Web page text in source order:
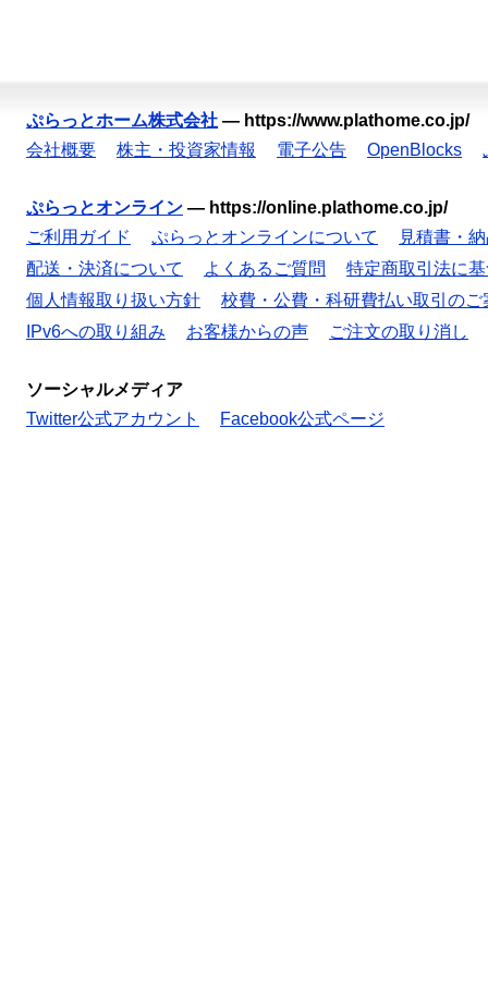
ぷらっとホーム株式会社 — https://www.plathome.co.jp/
会社概要
株主・投資家情報 電子公告 OpenBlocks
ぷらっとオンライン — https://online.plathome.co.jp/
ご利用ガイド
ぷらっとオンラインについて
見積書・
配送・決済について
よくあるご質問
特定商取引法に
個人情報取り扱い方針
校費・公費・科研費払い取引のご
IPv6への取り組み
お客様からの声 ご注文の取り消し
ソーシャルメディア
Twitter公式アカウント
Facebook公式ページ